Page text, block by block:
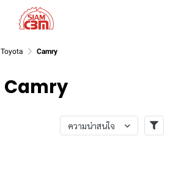
Toyota Camry
Camry
ความน่าสนใจ